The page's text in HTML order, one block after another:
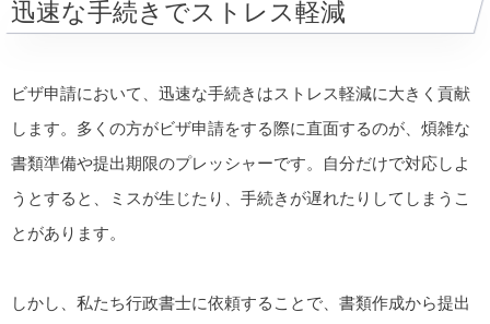
迅速な手続きでストレス軽減
ビザ申請において、迅速な手続きはストレス軽減に大きく貢献
します。多くの方がビザ申請をする際に直面するのが、煩雑な
書類準備や提出期限のプレッシャーです。自分だけで対応しよ
うとすると、ミスが生じたり、手続きが遅れたりしてしまうこ
とがあります。
しかし、私たち行政書士に依頼することで、書類作成から提出